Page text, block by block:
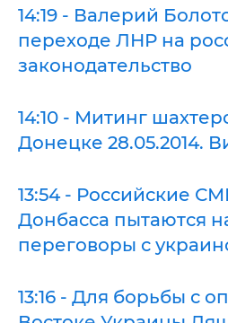
14:19 - Валерий
переходе ЛНР на
законодательство
14:10 - Митинг
Донецке 28.05.2014.
13:54 - Российские
Донбасса пытаются
переговоры с
13:16 - Для борьбы с